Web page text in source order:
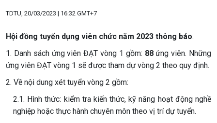
TDTU, 20/03/2023 | 16:32 GMT+7
Hội đồng tuyển dụng viên chức năm 2023 thông báo:
1. Danh sách ứng viên ĐẠT vòng 1 gồm: 88ứng viên. Những
ứng viên ĐẠT vòng 1 sẽ được tham dự vòng 2 theo quy định.
2. Về nội dung xét tuyển vòng 2 gồm:
2.1. Hình thức: kiểm tra kiến thức, kỹ năng hoạt động nghề
nghiệp hoặc thực hành chuyên môn theo vị trí dự tuyển.